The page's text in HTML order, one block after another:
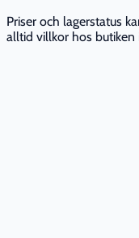
Priser och lagerstatus
alltid villkor hos butiken